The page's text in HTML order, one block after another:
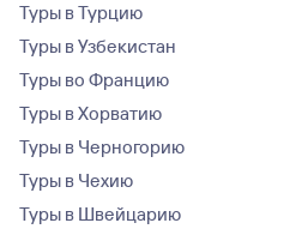
Туры в Турцию
Туры в Узбекистан
Туры во Францию
Туры в Хорватию
Туры в Черногорию
Туры в Чехию
Туры в Швейцарию